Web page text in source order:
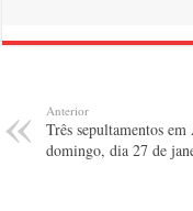
Anterior
Três sepultamentos em
domingo, dia 27 de